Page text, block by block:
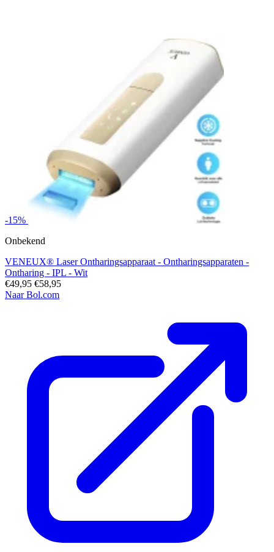
-15%
Onbekend
VENEUX® Laser Ontharingsapparaat - Ontharingsapparaten -
Ontharing - IPL - Wit
€49,95 €58,95
Naar Bol.com